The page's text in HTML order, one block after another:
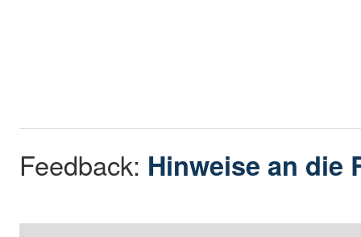
Feedback: Hinweise an die